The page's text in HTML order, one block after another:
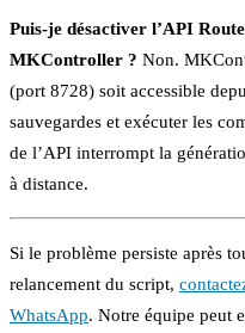
Puis-je désactiver l’API
MKController ? Non.
(port 8728) soit accessible
sauvegardes et exécuter les
de l’API interrompt la
à distance.
Si le problème persiste après
relancement du script,
WhatsApp. Notre équipe peut